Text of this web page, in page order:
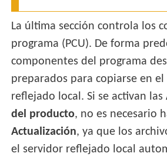
La última sección controla los
programa (PCU). De forma
componentes del programa
preparados para copiarse en
reflejado local. Si se activan las
del producto, no es necesario
Actualización, ya que los
el servidor reflejado local